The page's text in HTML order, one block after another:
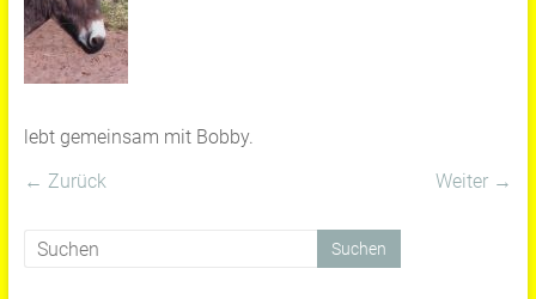
lebt gemeinsam mit Bobby.
← Zurück
Weiter →